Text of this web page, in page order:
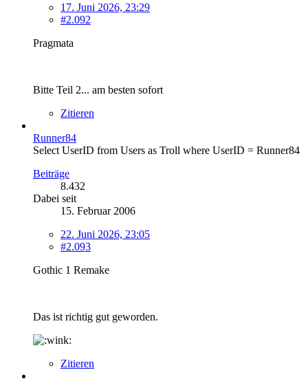
17. Juni 2026, 23:29
#2.092
Pragmata
Bitte Teil 2... am besten sofort
Zitieren
Runner84
Select UserID from Users as Troll where UserID = Runner84
Beiträge
8.432
Dabei seit
15. Februar 2006
22. Juni 2026, 23:05
#2.093
Gothic 1 Remake
Das ist richtig gut geworden.
Zitieren